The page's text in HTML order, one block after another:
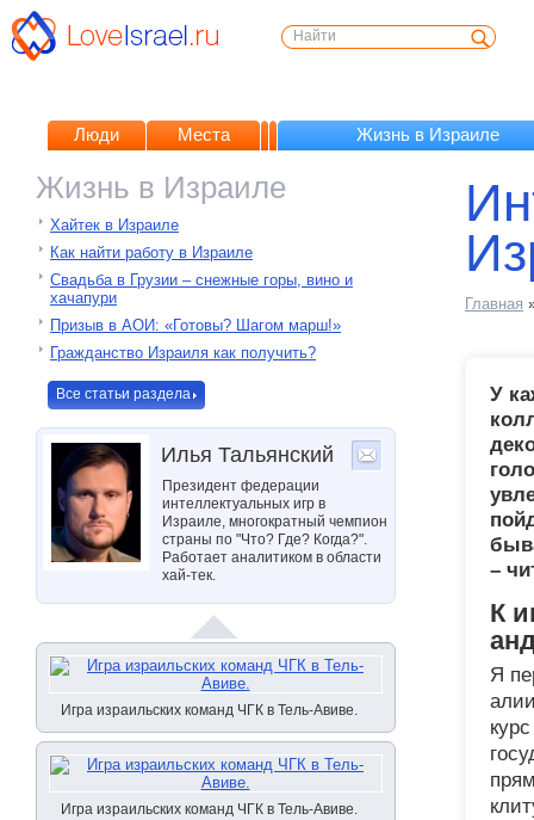
Люди Места Жизнь в Израиле
Жизнь в Израиле
Хайтек в Израиле
Как найти работу в Израиле
Свадьба в Грузии – снежные горы, вино и
хачапури
Призыв в АОИ: «Готовы? Шагом марш!»
Гражданство Израиля как получить?
Все статьи раздела
Илья Тальянский
Президент федерации
интеллектуальных игр в
Израиле, многократный чемпион
страны по "Что? Где? Когда?".
Работает аналитиком в области
хай-тек.
Игра израильских команд ЧГК в Тель-Авиве.
Игра израильских команд ЧГК в Тель-Авиве.
Главная
У
–
К
Я